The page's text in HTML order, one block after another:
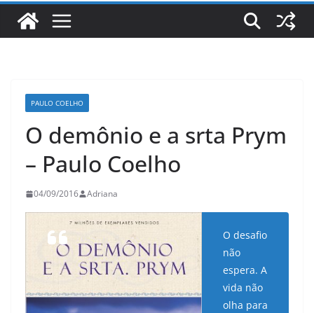
PAULO COELHO
O demônio e a srta Prym
– Paulo Coelho
04/09/2016 Adriana
O desafio
não
espera. A
vida não
olha para